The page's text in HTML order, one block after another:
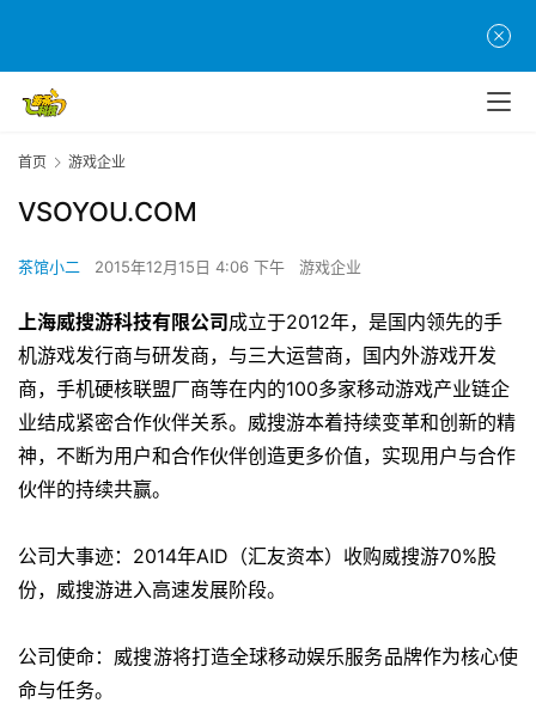
首
游
茶
原
创
游
戏
业
界
手
机
戏
首页 游戏企业
VSOYOU.COM
茶馆小二 2015年12月15日 4:06 下午 游戏企业
上海威搜游科技有限公司成立于2012年，是国内领先的手
机游戏发行商与研发商，与三大运营商，国内外游戏开发
商，手机硬核联盟厂商等在内的100多家移动游戏产业链企
业结成紧密合作伙伴关系。威搜游本着持续变革和创新的精
神，不断为用户和合作伙伴创造更多价值，实现用户与合作
伙伴的持续共赢。
公司大事迹： 2014年AID （汇友资本）收购威搜游70%股
份，威搜游进入高速发展阶段。
公司使命： 威搜游将打造全球移动娱乐服务品牌作为核心使
命与任务。